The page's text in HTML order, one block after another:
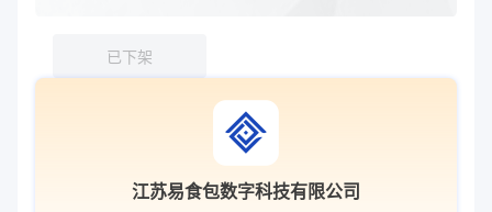
已下架
江苏易食包数字科技有限公司